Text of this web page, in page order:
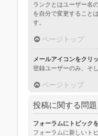
ランクとはユーザー名
を自分で変更すること
す。
ページトップ
メールアイコンをクリ
登録ユーザーのみ、そ
ページトップ
投稿に関する問題
フォーラムにトピック
フォーラムに新しいト